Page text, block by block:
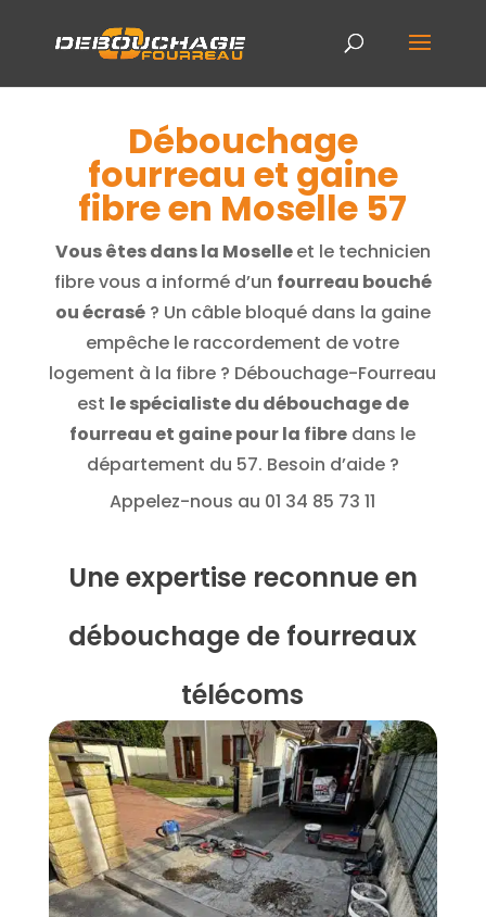
Débouchage
fourreau et gaine
fibre en Moselle 57
Vous êtes dans la Moselleet le technicien
fibre vous a informé d’un fourreau bouché
ou écrasé? Un câble bloqué dans la gaine
empêche le raccordement de votre
logement à la fibre ? Débouchage-Fourreau
est le spécialiste du débouchage de
fourreau et gaine pour la fibre dans le
département du 57. Besoin d’aide ?
Appelez-nous au 01 34 85 73 11
Une expertise reconnue en
débouchage de fourreaux
télécoms